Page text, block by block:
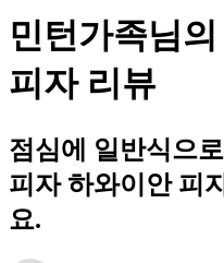
민턴가족님
피자 리뷰
점심에 일반식으
피자 하와이안 피
요.